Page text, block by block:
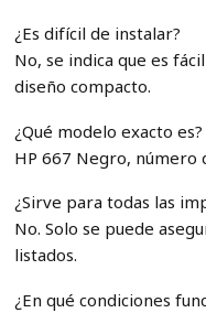
¿Es difícil de instalar?
No, se indica que es
diseño compacto.
¿Qué modelo exacto es?
HP 667 Negro, número
¿Sirve para todas las
No. Solo se puede
listados.
¿En qué condiciones